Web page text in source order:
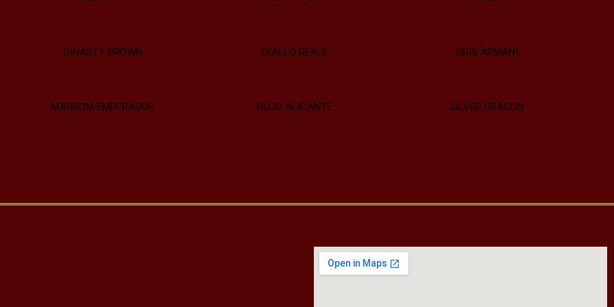
DINASTY BROWN
MARROM EMPERADOR
GIALLO REALE
ROJO ALICANTE
GRIS ARMANI
SILVER DRAGON